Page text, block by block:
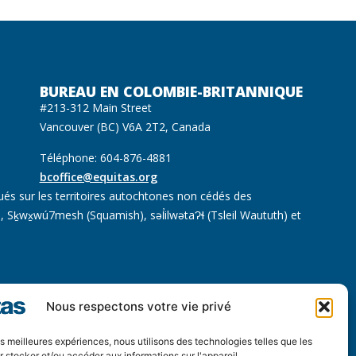
Nous respectons votre vie privé
meilleures expériences, nous utilisons des technologies telles que les
BUREAU EN COLOMBIE-BRITANNIQUE
#213-312 Main Street
Vancouver (BC) V6A 2T2, Canada
Téléphone: 604-876-4881
bcoffice@equitas.org
sur les territoires autochtones non cédés des
Sḵwx̱wú7mesh (Squamish), səl̓ilwətaɁɬ (Tsleil Waututh) et